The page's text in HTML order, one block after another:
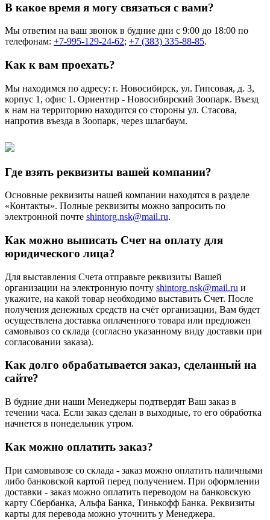
В какое время я могу связаться с вами?
Мы ответим на ваш звонок в будние дни с 9:00 до 18:00 по
телефонам: +7-995-129-24-62; +7 (383) 335-88-85.
Как к вам проехать?
Мы находимся по адресу: г. Новосибирск, ул. Гипсовая, д. 3,
корпус 1, офис 1. Ориентир - Новосибирский Зоопарк. Въезд
к нам на территорию находится со стороны ул. Стасова,
напротив въезда в Зоопарк, через шлагбаум.
Где взять реквизиты вашей компании?
Основные реквизиты нашей компании находятся в разделе
«Контакты». Полные реквизиты можно запросить по
электронной почте shintorg.nsk@mail.ru.
Как можно выписать Счет на оплату для
юридического лица?
Для выставления Счета отправьте реквизиты Вашей
организации на электронную почту shintorg.nsk@mail.ru и
укажите, на какой товар необходимо выставить Счет. После
получения денежных средств на счёт организации, Вам будет
осуществлена доставка оплаченного товара или предложен
самовывоз со склада (согласно указанному виду доставки при
согласовании заказа).
Как долго обрабатывается заказ, сделанный на
сайте?
В будние дни наши Менеджеры подтвердят Ваш заказ в
течении часа. Если заказ сделан в выходные, то его обработка
начнется в понедельник утром.
Как можно оплатить заказ?
При самовывозе со склада - заказ можно оплатить наличными
либо банковской картой перед получением. При оформлении
доставки - заказ можно оплатить переводом на банковскую
карту Сбербанка, Альфа Банка, Тинькофф Банка. Реквизиты
карты для перевода можно уточнить у Менеджера.